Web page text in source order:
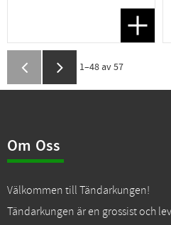
Lägg
1–48 av57
Om Oss
Välkommen till Tändarkungen!
Tändarkungen är en grossist och